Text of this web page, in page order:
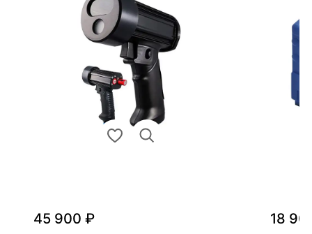
45 900 ₽ 18